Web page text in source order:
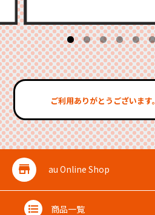
ご利用ありがとうございます。